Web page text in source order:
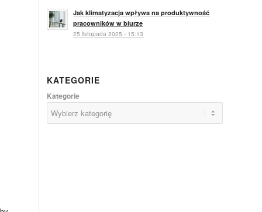
Jak klimatyzacja wpływa na produktywność
pracowników w biurze
25 listopada 2025 - 15:13
KATEGORIE
Kategorie